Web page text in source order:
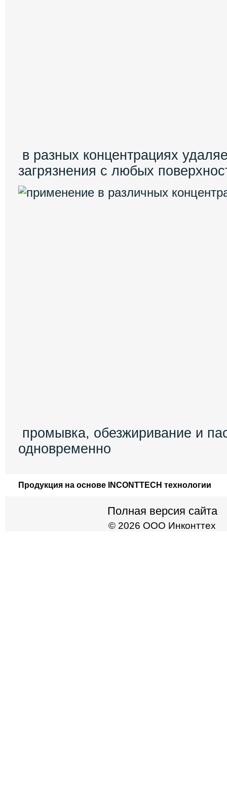
в разных концентрациях
загрязнения с любых
промывка, обезжиривание и
одновременно
Продукция на основе INCONTTECH технологии
Полная версия сайта
© 2026 ООО Инконттех